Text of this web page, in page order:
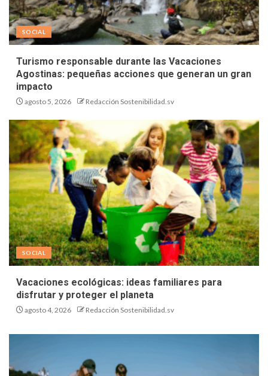
SOCIAL
Turismo responsable durante las Vacaciones
Agostinas: pequeñas acciones que generan un gran
impacto
agosto 5, 2026 Redacción Sostenibilidad.sv
SOCIAL
Vacaciones ecológicas: ideas familiares para
disfrutar y proteger el planeta
agosto 4, 2026 Redacción Sostenibilidad.sv